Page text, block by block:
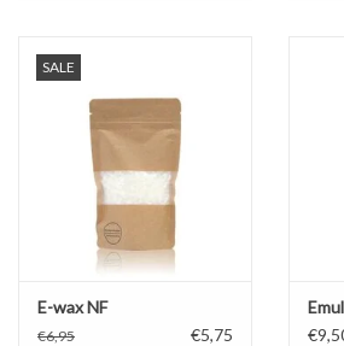
SALE
E-wax NF
€6,95 €5,75